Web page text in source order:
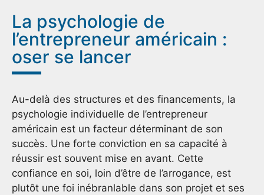
La psychologie de
l’entrepreneur américain :
oser se lancer
Au-delà des structures et des financements, la
psychologie individuelle de l’entrepreneur
américain est un facteur déterminant de son
succès. Une forte conviction en sa capacité à
réussir est souvent mise en avant. Cette
confiance en soi, loin d’être de l’arrogance, est
plutôt une foi inébranlable dans son projet et ses